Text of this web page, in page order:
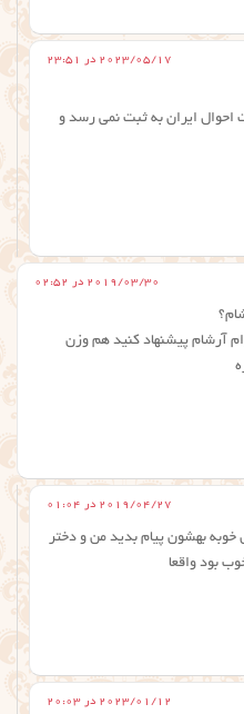
2023/05/17 در 23:51
احوال ایران به ثبت نمی رسد و
2019/03/30 در 02:52
آرشام پیشنهاد کنید هم وزن
2019/04/27 در 01:04
بهشون پیام بدید من و دختر
بود واقعا
2023/01/12 در 20:03